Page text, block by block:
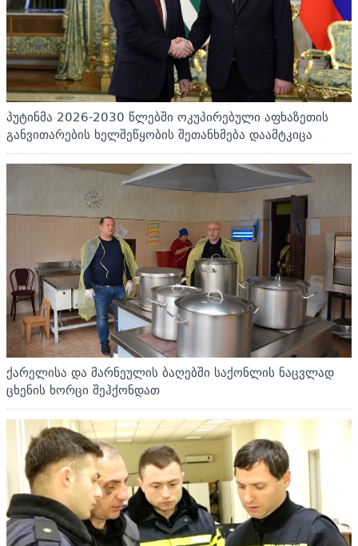
პუტინმა 2026-2030 წლებში ოკუპირებული აფხაზეთის
განვითარების ხელშეწყობის შეთანხმება დაამტკიცა
ქარელისა და მარნეულის ბაღებში საქონლის ნაცვლად
ცხენის ხორცი შეჰქონდათ